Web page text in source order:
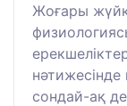
Жоғары
нәтижесінде
сондай-ақ